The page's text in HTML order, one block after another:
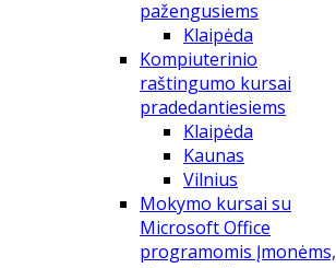
pažengusiems
Klaipėda
Kompiuterinio
raštingumo kursai
pradedantiesiems
Klaipėda
Kaunas
Vilnius
Mokymo kursai su
Microsoft Office
programomis Įmonėms,